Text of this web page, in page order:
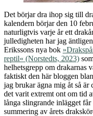
Det börjar dra ihop sig till
kalendern börjar den 10
naturligtvis varje år ett
julledigheten har jag
Erikssons nya bok
reptil« (Norstedts, 2023)
helhetsgrepp om drakarnas
faktiskt den här bloggen
jag brukar ägna mig åt så
det varit extremt ont om tid
långa slingrande inlägget
summering av årets